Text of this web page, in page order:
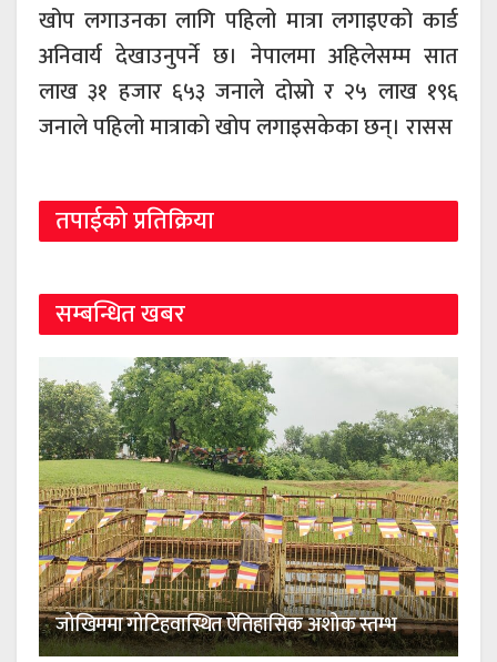
खोप लगाउनका लागि पहिलो मात्रा लगाइएको कार्ड
अनिवार्य देखाउनुपर्ने छ। नेपालमा अहिलेसम्म सात
लाख ३१ हजार ६५३ जनाले दोस्रो र २५ लाख १९६
जनाले पहिलो मात्राको खोप लगाइसकेका छन्। रासस
तपाईको प्रतिक्रिया
सम्बन्धित खबर
जोखिममा गोटिहवास्थित ऐतिहासिक अशोक स्तम्भ